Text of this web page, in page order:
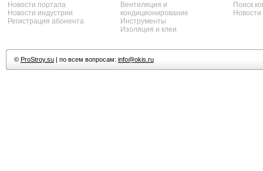
Новости портала
Новости индустрии
Регистрация абонента
Вентиляция и
кондиционирование
Инструменты
Изоляция и клеи
Поиск
© ProStroy.su| по всем вопросам: info@okis.ru